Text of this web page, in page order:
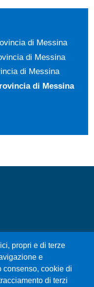
di Messina
di Messina
di Messina
di Messina
propri e di terze
e
consenso, cookie di
di terzi